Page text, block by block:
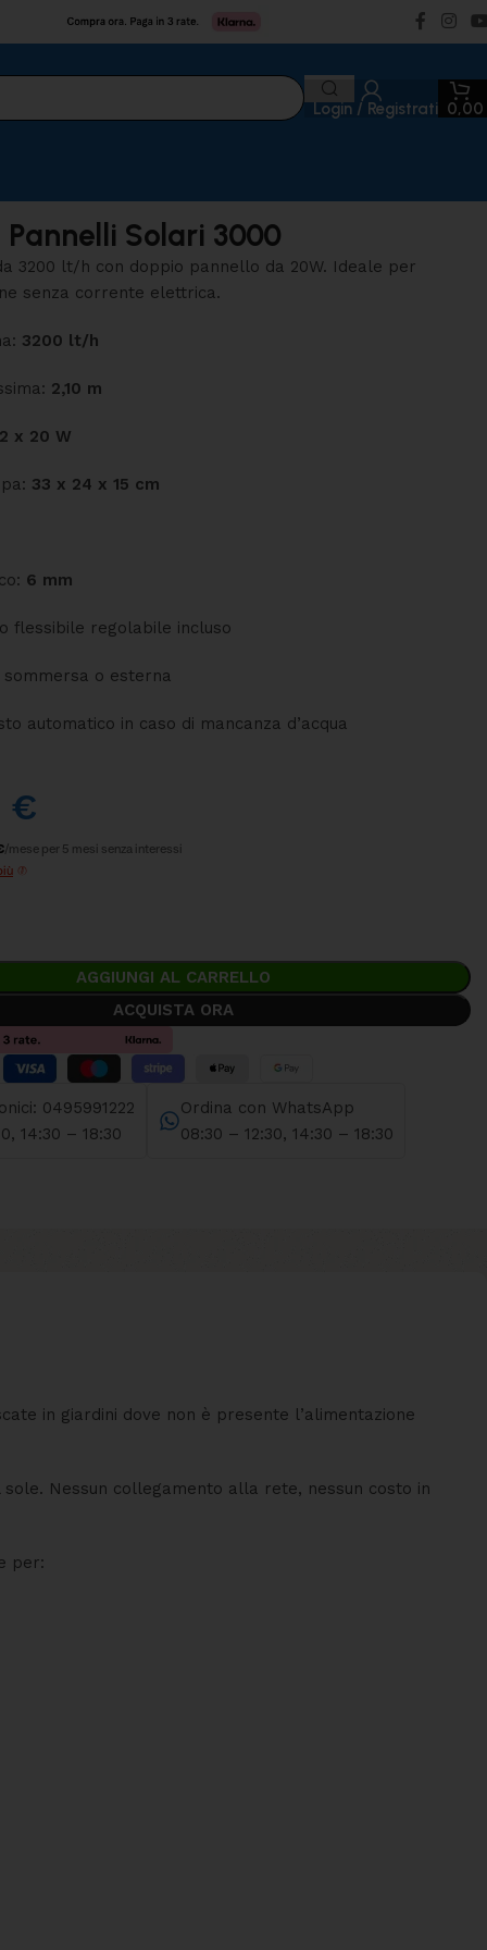
Login / Registrati 0,00
Solari 3000
3200 lt/h con doppio pannello da 20W. Ideale per
senza corrente elettrica.
3200 lt/h
2,10 m
2 x 20 W
33 x 24 x 15 cm
6 mm
flessibile regolabile incluso
sommersa o esterna
automatico in caso di mancanza d’acqua
€
/mese per 5 mesi senza interessi
AGGIUNGI AL CARRELLO
ACQUISTA ORA
0495991222
14:30 – 18:30
Ordina con WhatsApp
08:30 – 12:30, 14:30 – 18:30
in giardini dove non è presente l’alimentazione
Nessun collegamento alla rete, nessun costo in
per: